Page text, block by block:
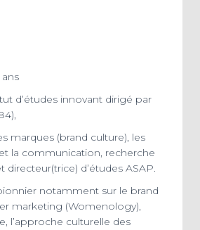
d’études innovant dirigé par
marques (brand culture), les
la communication, recherche
directeur(trice) d’études ASAP.
notamment sur le brand
marketing (Womenology),
l’approche culturelle des